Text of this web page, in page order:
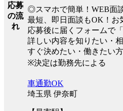
応募
の流
れ
◎スマホで簡単！WEB面
最短、即日面談もOK！お
応募後に届くフォームで
詳しい内容を知りたい・
すぐ決めたい・働きたい
※決定は勤務先による
車通勤OK
埼玉県 伊奈町